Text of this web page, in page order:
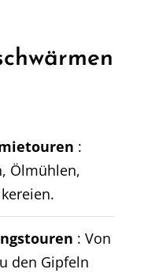
:
Ölmühlen,
: Von
den Gipfeln